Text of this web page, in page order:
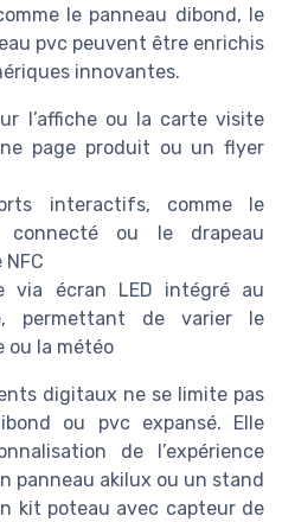
le panneau dibond, le
pvc peuvent être enrichis
innovantes.
l’affiche ou la carte visite
page produit ou un flyer
interactifs, comme le
connecté ou le drapeau
via écran LED intégré au
permettant de varier le
ou la météo
digitaux ne se limite pas
ou pvc expansé. Elle
de l’expérience
panneau akilux ou un stand
kit poteau avec capteur de